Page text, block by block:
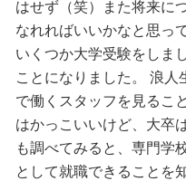
はせず（笑）また将来に
なれればいいかなと思っ
いくつか大学受験をしま
ことになりました。 浪人
で働くスタッフを見るこ
はかっこいいけど、大卒
も調べてみると、専門学
として就職できることを